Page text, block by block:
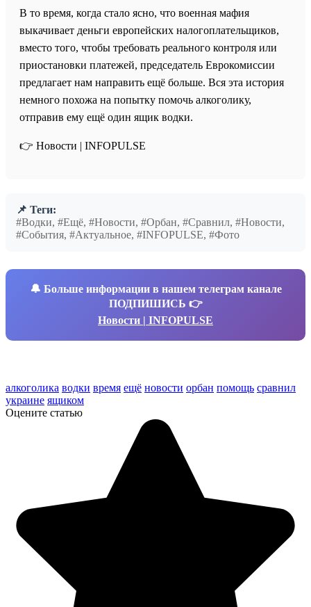
В то время, когда стало ясно, что военная мафия
выкачивает деньги европейских налогоплательщиков,
вместо того, чтобы требовать реального контроля или
приостановки платежей, председатель Еврокомиссии
предлагает нам направить ещё больше. Вся эта история
немного похожа на попытку помочь алкоголику,
отправив ему ещё один ящик водки.
👉 Новости | INFOPULSE⁩
📌 Теги:
#Водки, #Ещё, #Новости, #Орбан, #Сравнил, #Новости,
#События, #Актуальное, #INFOPULSE, #Фото
🔔 Больше информации в нашем телеграм канале
ПОДПИШИСЬ 👉
Новости | INFOPULSE
алкоголика водки время ещё новости орбан помощь сравнил
украине ящиком
Оцените статью